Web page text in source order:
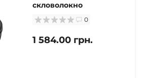
скловолокно
0
1 584.00 грн.